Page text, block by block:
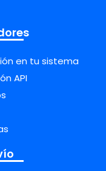
en tu sistema
API